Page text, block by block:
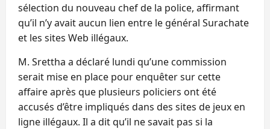
sélection du nouveau chef de la police, affirmant
qu’il n’y avait aucun lien entre le général Surachate
et les sites Web illégaux.
M. Srettha a déclaré lundi qu’une commission
serait mise en place pour enquêter sur cette
affaire après que plusieurs policiers ont été
accusés d’être impliqués dans des sites de jeux en
ligne illégaux. Il a dit qu’il ne savait pas si la